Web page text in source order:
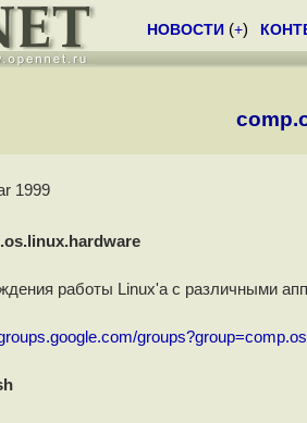
НОВОСТИ (+)
1999
работы Linux'а с различными